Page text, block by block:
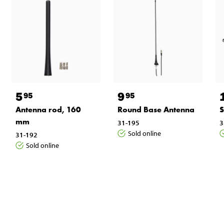
595
Antenna rod, 160
mm
31-192
Sold online
995
Round Base Antenna
31-195
Sold online